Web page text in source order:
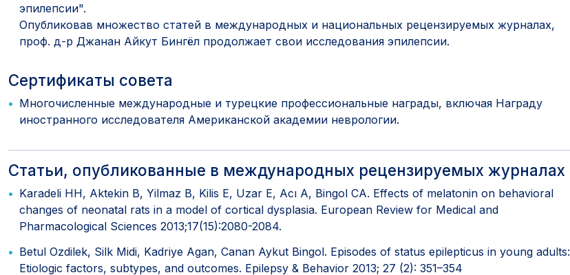
эпилепсии".
Опубликовав множество статей в международных и национальных рецензируемых журналах,
проф. д-р Джанан Айкут Бингёл продолжает свои исследования эпилепсии.
Сертификаты совета
Многочисленные международные и турецкие профессиональные награды, включая Награду
иностранного исследователя Американской академии неврологии.
Статьи, опубликованные в международных рецензируемых журналах
Karadeli HH, Aktekin B, Yilmaz B, Kilis E, Uzar E, Acı A, Bingol CA. Effects of melatonin on behavioral
changes of neonatal rats in a model of cortical dysplasia. European Review for Medical and
Pharmacological Sciences 2013;17(15):2080-2084.
Betul Ozdilek, Silk Midi, Kadriye Agan, Canan Aykut Bingol. Episodes of status epilepticus in young adults:
Etiologic factors, subtypes, and outcomes. Epilepsy & Behavior 2013; 27 (2): 351–354